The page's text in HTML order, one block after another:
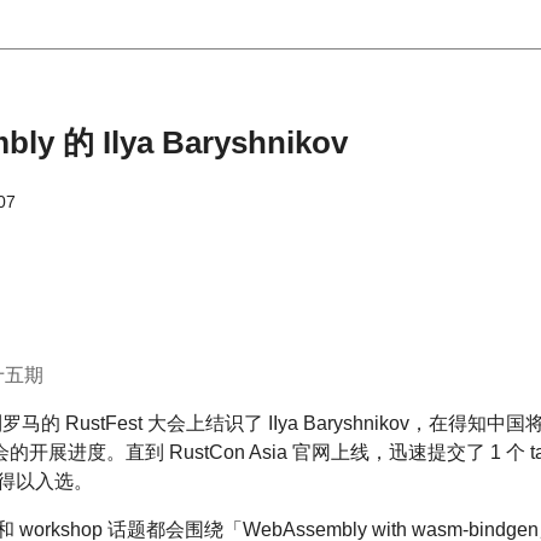
的 Ilya Baryshnikov
期
马的 RustFest 大会上结识了 IIya Baryshnikov，在得知中国
开展进度。直到 RustCon Asia 官网上线，迅速提交了 1 个
以入选。
workshop 话题都会围绕「WebAssembly with wasm-